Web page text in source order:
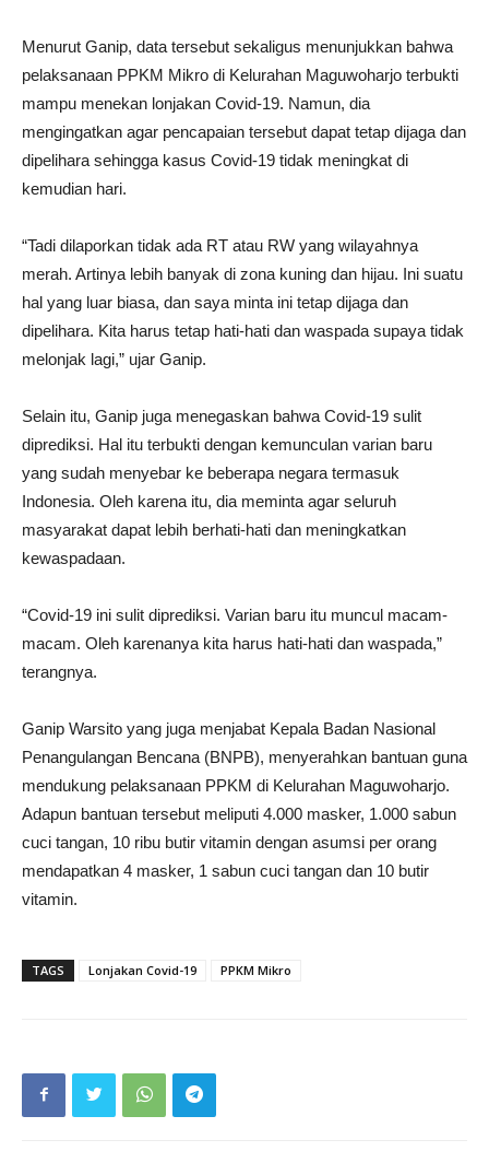
Menurut Ganip, data tersebut sekaligus menunjukkan bahwa
pelaksanaan PPKM Mikro di Kelurahan Maguwoharjo terbukti
mampu menekan lonjakan Covid-19. Namun, dia
mengingatkan agar pencapaian tersebut dapat tetap dijaga dan
dipelihara sehingga kasus Covid-19 tidak meningkat di
kemudian hari.
“Tadi dilaporkan tidak ada RT atau RW yang wilayahnya
merah. Artinya lebih banyak di zona kuning dan hijau. Ini suatu
hal yang luar biasa, dan saya minta ini tetap dijaga dan
dipelihara. Kita harus tetap hati-hati dan waspada supaya tidak
melonjak lagi,” ujar Ganip.
Selain itu, Ganip juga menegaskan bahwa Covid-19 sulit
diprediksi. Hal itu terbukti dengan kemunculan varian baru
yang sudah menyebar ke beberapa negara termasuk
Indonesia. Oleh karena itu, dia meminta agar seluruh
masyarakat dapat lebih berhati-hati dan meningkatkan
kewaspadaan.
“Covid-19 ini sulit diprediksi. Varian baru itu muncul macam-
macam. Oleh karenanya kita harus hati-hati dan waspada,”
terangnya.
Ganip Warsito yang juga menjabat Kepala Badan Nasional
Penangulangan Bencana (BNPB), menyerahkan bantuan guna
mendukung pelaksanaan PPKM di Kelurahan Maguwoharjo.
Adapun bantuan tersebut meliputi 4.000 masker, 1.000 sabun
cuci tangan, 10 ribu butir vitamin dengan asumsi per orang
mendapatkan 4 masker, 1 sabun cuci tangan dan 10 butir
vitamin.
TAGS Lonjakan Covid-19 PPKM Mikro